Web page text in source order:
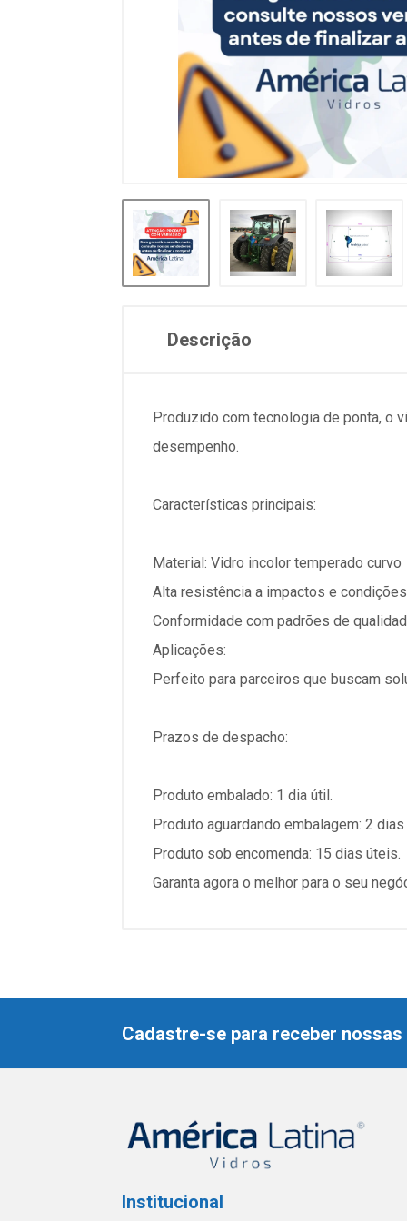
Descrição
Produzido com tecnologia de ponta, o
desempenho.
Características principais:
Material: Vidro incolor temperado curvo
Alta resistência a impactos e
Conformidade com padrões de
Aplicações:
Perfeito para parceiros que buscam
Prazos de despacho:
Produto embalado: 1 dia útil.
Produto aguardando embalagem: 2
Produto sob encomenda: 15 dias úteis.
Garanta agora o melhor para o seu
Cadastre-se para receber
Institucional